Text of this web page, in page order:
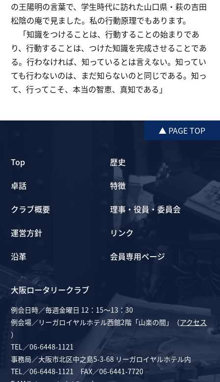
の王陽明の言葉で、学生時代に訪れた山口県・萩の吉田
松陰の庵で見ました。私の行動原理でもあります。
「知識をつけることは、行動することの始まりであ
り、行動することは、つけた知識を完成させることであ
る。行わなければ、知っているとは言えない。知ってい
ても行わないのは、まだ知らないのと同じである。知っ
て、行ってこそ、本当の智恵、真知である」
▲ PAGE TOP
Top
卓話
クラブ概要
運営方針
沿革
歴史
特徴
理事・役員・委員会
リンク
会員専用ページ
大阪ロータリークラブ
例会日時／毎週金曜日 12：15～13：30
例会場／リーガロイヤルホテル西館2階「山楽の間」（アクセス
）
TEL／06-6448-1121
事務局／大阪市北区中之島5-3-68 リーガロイヤルホテル内
TEL／06-6448-1121 FAX／06-6441-7720